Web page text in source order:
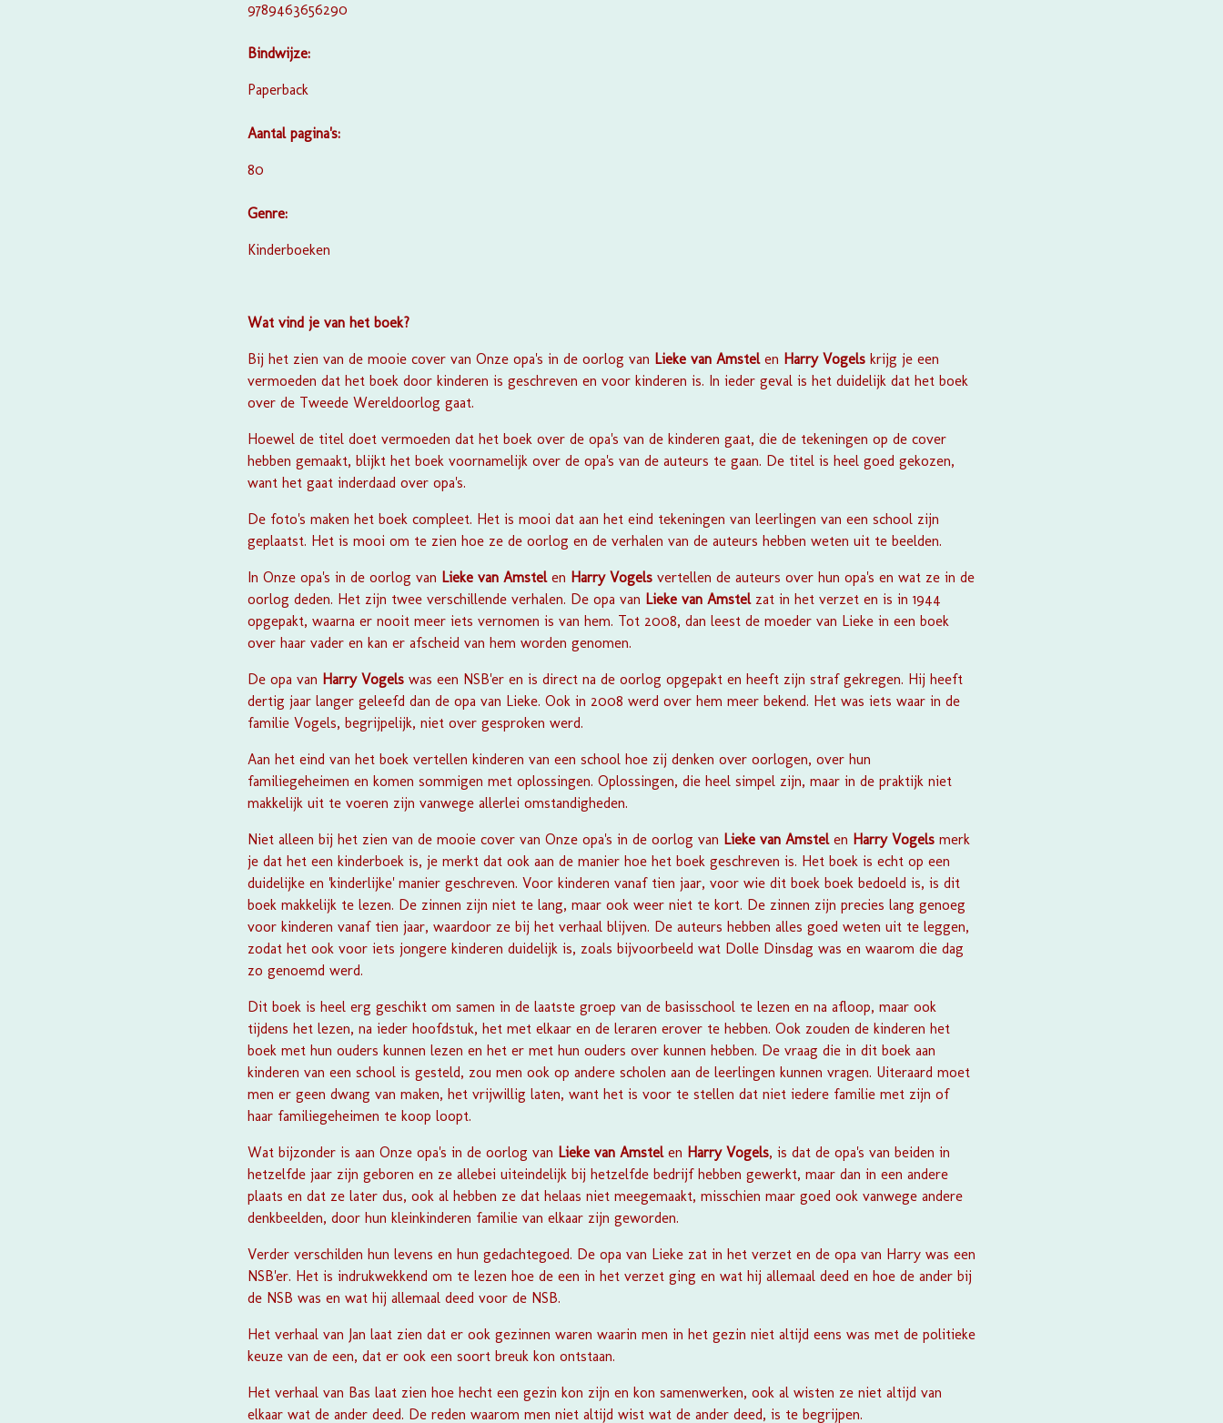
9789463656290
Bindwijze:
Paperback
Aantal pagina's:
80
Genre:
Kinderboeken
Wat vind je van het boek?
Bij het zien van de mooie cover van Onze opa's in de oorlog van Lieke van Amstel en Harry Vogels krijg je een
vermoeden dat het boek door kinderen is geschreven en voor kinderen is. In ieder geval is het duidelijk dat het boek
over de Tweede Wereldoorlog gaat.
Hoewel de titel doet vermoeden dat het boek over de opa's van de kinderen gaat, die de tekeningen op de cover
hebben gemaakt, blijkt het boek voornamelijk over de opa's van de auteurs te gaan. De titel is heel goed gekozen,
want het gaat inderdaad over opa's.
De foto's maken het boek compleet. Het is mooi dat aan het eind tekeningen van leerlingen van een school zijn
geplaatst. Het is mooi om te zien hoe ze de oorlog en de verhalen van de auteurs hebben weten uit te beelden.
In Onze opa's in de oorlog van Lieke van Amstel en Harry Vogels vertellen de auteurs over hun opa's en wat ze in de
oorlog deden. Het zijn twee verschillende verhalen. De opa van Lieke van Amstel zat in het verzet en is in 1944
opgepakt, waarna er nooit meer iets vernomen is van hem. Tot 2008, dan leest de moeder van Lieke in een boek
over haar vader en kan er afscheid van hem worden genomen.
De opa van Harry Vogels was een NSB'er en is direct na de oorlog opgepakt en heeft zijn straf gekregen. Hij heeft
dertig jaar langer geleefd dan de opa van Lieke. Ook in 2008 werd over hem meer bekend. Het was iets waar in de
familie Vogels, begrijpelijk, niet over gesproken werd.
Aan het eind van het boek vertellen kinderen van een school hoe zij denken over oorlogen, over hun
familiegeheimen en komen sommigen met oplossingen. Oplossingen, die heel simpel zijn, maar in de praktijk niet
makkelijk uit te voeren zijn vanwege allerlei omstandigheden.
Niet alleen bij het zien van de mooie cover van Onze opa's in de oorlog van Lieke van Amstel en Harry Vogels merk
je dat het een kinderboek is, je merkt dat ook aan de manier hoe het boek geschreven is. Het boek is echt op een
duidelijke en 'kinderlijke' manier geschreven. Voor kinderen vanaf tien jaar, voor wie dit boek boek bedoeld is, is dit
boek makkelijk te lezen. De zinnen zijn niet te lang, maar ook weer niet te kort. De zinnen zijn precies lang genoeg
voor kinderen vanaf tien jaar, waardoor ze bij het verhaal blijven. De auteurs hebben alles goed weten uit te leggen,
zodat het ook voor iets jongere kinderen duidelijk is, zoals bijvoorbeeld wat Dolle Dinsdag was en waarom die dag
zo genoemd werd.
Dit boek is heel erg geschikt om samen in de laatste groep van de basisschool te lezen en na afloop, maar ook
tijdens het lezen, na ieder hoofdstuk, het met elkaar en de leraren erover te hebben. Ook zouden de kinderen het
boek met hun ouders kunnen lezen en het er met hun ouders over kunnen hebben. De vraag die in dit boek aan
kinderen van een school is gesteld, zou men ook op andere scholen aan de leerlingen kunnen vragen. Uiteraard moet
men er geen dwang van maken, het vrijwillig laten, want het is voor te stellen dat niet iedere familie met zijn of
haar familiegeheimen te koop loopt.
Wat bijzonder is aan Onze opa's in de oorlog van Lieke van Amstel en Harry Vogels, is dat de opa's van beiden in
hetzelfde jaar zijn geboren en ze allebei uiteindelijk bij hetzelfde bedrijf hebben gewerkt, maar dan in een andere
plaats en dat ze later dus, ook al hebben ze dat helaas niet meegemaakt, misschien maar goed ook vanwege andere
denkbeelden, door hun kleinkinderen familie van elkaar zijn geworden.
Verder verschilden hun levens en hun gedachtegoed. De opa van Lieke zat in het verzet en de opa van Harry was een
NSB'er. Het is indrukwekkend om te lezen hoe de een in het verzet ging en wat hij allemaal deed en hoe de ander bij
de NSB was en wat hij allemaal deed voor de NSB.
Het verhaal van Jan laat zien dat er ook gezinnen waren waarin men in het gezin niet altijd eens was met de politieke
keuze van de een, dat er ook een soort breuk kon ontstaan.
Het verhaal van Bas laat zien hoe hecht een gezin kon zijn en kon samenwerken, ook al wisten ze niet altijd van
elkaar wat de ander deed. De reden waarom men niet altijd wist wat de ander deed, is te begrijpen.